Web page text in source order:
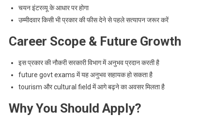
चयन इंटरव्यू के आधार पर होगा
उम्मीदवार किसी भी प्रकार की फीस देने से पहले सत्यापन जरूर करें
Career Scope & Future Growth
इस प्रकार की नौकरी सरकारी विभाग में अनुभव प्रदान करती है
future govt exams में यह अनुभव सहायक हो सकता है
tourism और cultural field में आगे बढ़ने का अवसर मिलता है
Why You Should Apply?